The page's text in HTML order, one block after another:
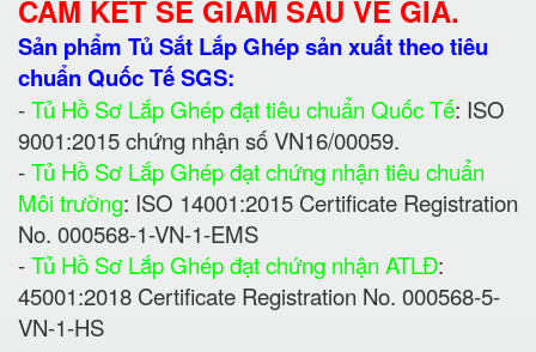
CAM KẾT SẼ GIẢM SÂU VỀ GIÁ.
Sản phẩm Tủ Sắt Lắp Ghép sản xuất theo tiêu
chuẩn Quốc Tế SGS:
-Tủ Hồ Sơ Lắp Ghép đạt tiêu chuẩn Quốc Tế: ISO
9001:2015 chứng nhận số VN16/00059.
-Tủ Hồ Sơ Lắp Ghép đạt chứng nhận tiêu chuẩn
Môi trường: ISO 14001:2015 Certificate Registration
No. 000568-1-VN-1-EMS
-Tủ Hồ Sơ Lắp Ghép đạt chứng nhận ATLĐ:
45001:2018 Certificate Registration No. 000568-5-
VN-1-HS